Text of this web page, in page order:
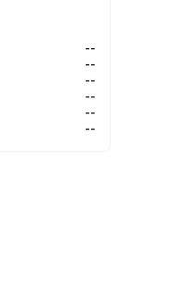
--
--
--
--
--
--